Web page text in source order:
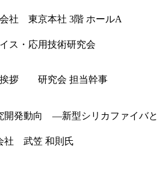
社 東京本社 3階 ホールA
ス・応用技術研究会
挨拶 研究会 担当幹事
開発動向 ―新型シリカファイバと
社 武笠 和則氏